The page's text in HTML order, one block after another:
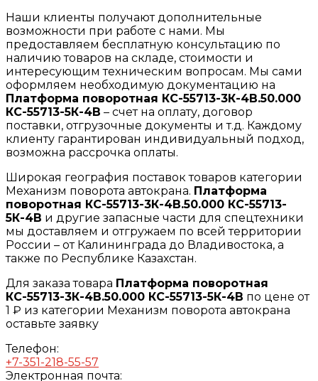
Наши клиенты получают дополнительные
возможности при работе с нами. Мы
предоставляем бесплатную консультацию по
наличию товаров на складе, стоимости и
интересующим техническим вопросам. Мы сами
оформляем необходимую документацию на
Платформа поворотная КС-55713-3К-4В.50.000
КС-55713-5К-4В – счет на оплату, договор
поставки, отгрузочные документы и т.д. Каждому
клиенту гарантирован индивидуальный подход,
возможна рассрочка оплаты.
Широкая география поставок товаров категории
Механизм поворота автокрана. Платформа
поворотная КС-55713-3К-4В.50.000 КС-55713-
5К-4В и другие запасные части для спецтехники
мы доставляем и отгружаем по всей территории
России – от Калининграда до Владивостока, а
также по Республике Казахстан.
Для заказа товара Платформа поворотная
КС-55713-3К-4В.50.000 КС-55713-5К-4В по цене от
1 ₽ из категории Механизм поворота автокрана
оставьте заявку
Телефон:
+7-351-218-55-57
Электронная почта: